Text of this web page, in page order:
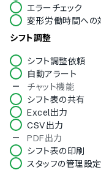
エラーチェック
変形労働時間への
シフト調整
シフト調整依頼
自動アラート
チャット機能
シフト表の共有
Excel出力
CSV出力
PDF出力
シフト表の印刷
スタッフの管理設定